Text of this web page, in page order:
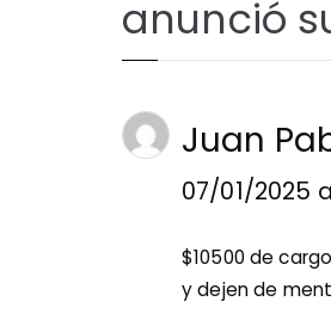
anunció
Juan
07/01/2025
$10500 de
y dejen de